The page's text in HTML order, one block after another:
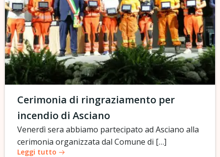
Cerimonia di ringraziamento per
incendio di Asciano
Venerdì sera abbiamo partecipato ad Asciano alla
cerimonia organizzata dal Comune di […]
Leggi tutto